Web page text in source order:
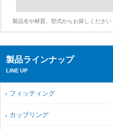
製品名や材質、型式からお探しください
製品ラインナップ
LINE UP
フィッティング
カップリング